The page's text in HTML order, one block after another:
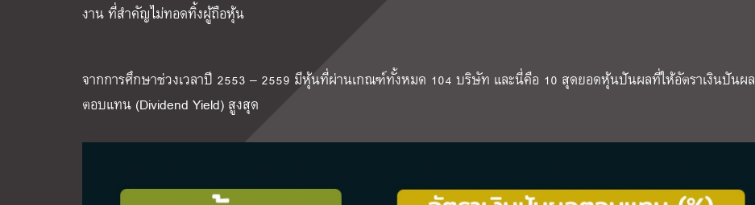
งาน ที่สำคัญไม่ทอดทิ้งผู้ถือหุ้น
จากการศึกษาช่วงเวลาปี 2553 – 2559 มีหุ้นที่ผ่านเกณฑ์ทั้งหมด 104 บริษัท และนี่คือ 10 สุดยอดหุ้นปันผลที่ให้อัตราเงินปันผล
ตอบแทน (Dividend Yield) สูงสุด